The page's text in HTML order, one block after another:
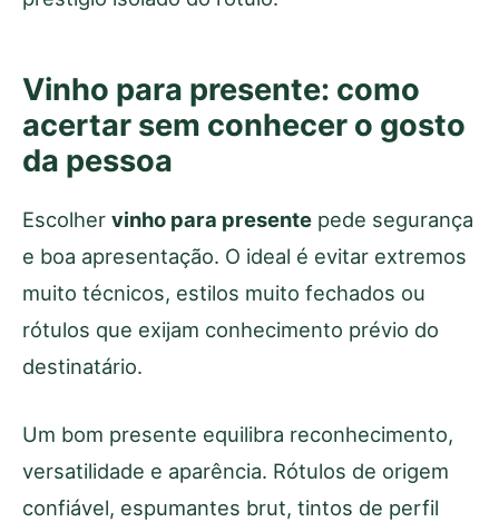
Vinho para presente: como
acertar sem conhecer o gosto
da pessoa
Escolher vinho para presente pede segurança
e boa apresentação. O ideal é evitar extremos
muito técnicos, estilos muito fechados ou
rótulos que exijam conhecimento prévio do
destinatário.
Um bom presente equilibra reconhecimento,
versatilidade e aparência. Rótulos de origem
confiável, espumantes brut, tintos de perfil